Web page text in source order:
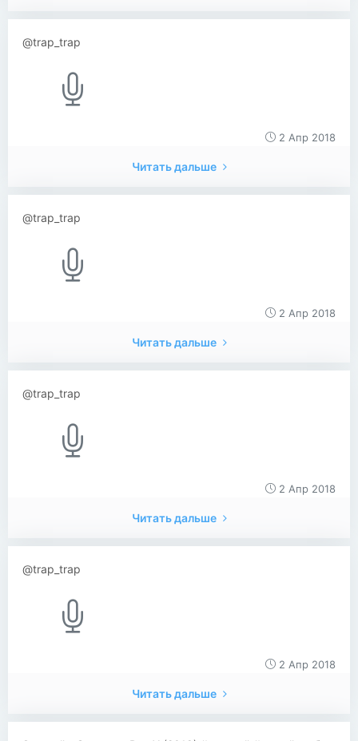
@trap_trap
2 Апр 2018
Читать дальше
@trap_trap
2 Апр 2018
Читать дальше
@trap_trap
2 Апр 2018
Читать дальше
@trap_trap
2 Апр 2018
Читать дальше